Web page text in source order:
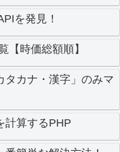
を発見！
【時価総額順】
タカナ・漢字」のみマ
計算するPHP